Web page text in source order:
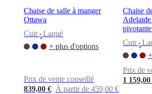
Décoration
d'IntérieurCommandez
échantillons
magasin À
propos
Chaise de salle à manger
Ottawa
Cuir
•
Laqué
+ plus d'options
Prix de vente conseillé
839,00 € À partir de 459,00 €
Chaise
Cuir
•
Prix de
1 159,00